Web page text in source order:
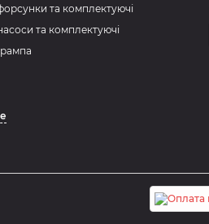
та комплектуючі
та комплектуючі